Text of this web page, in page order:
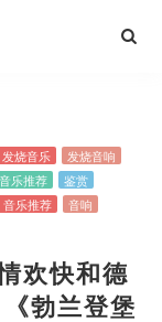
发烧音乐
发烧音响
乐推荐
鉴赏
音乐推荐
音响
欢快和德
勃兰登堡